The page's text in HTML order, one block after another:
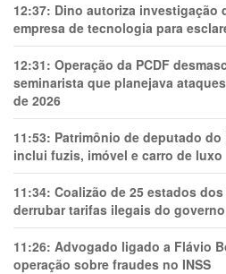
12:37: Dino autoriza investigação
empresa de tecnologia para
12:31: Operação da PCDF
seminarista que planejava
de 2026
11:53: Patrimônio de deputado do
inclui fuzis, imóvel e carro de luxo
11:34: Coalizão de 25 estados
derrubar tarifas ilegais do
11:26: Advogado ligado a Flávio
operação sobre fraudes no INSS